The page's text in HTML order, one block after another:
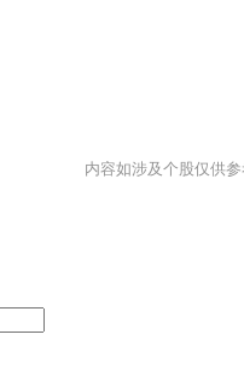
内容如涉及个股仅供